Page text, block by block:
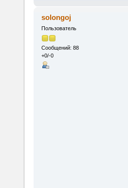
solongoj
Пользователь
Сообщений: 88
+0/-0